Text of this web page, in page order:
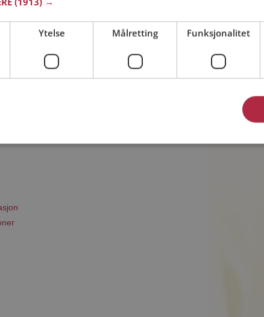
til riktig sted. På Møteplassen kan du bli
single i Sørfold
Ytelse Målretting Funksjonalitet